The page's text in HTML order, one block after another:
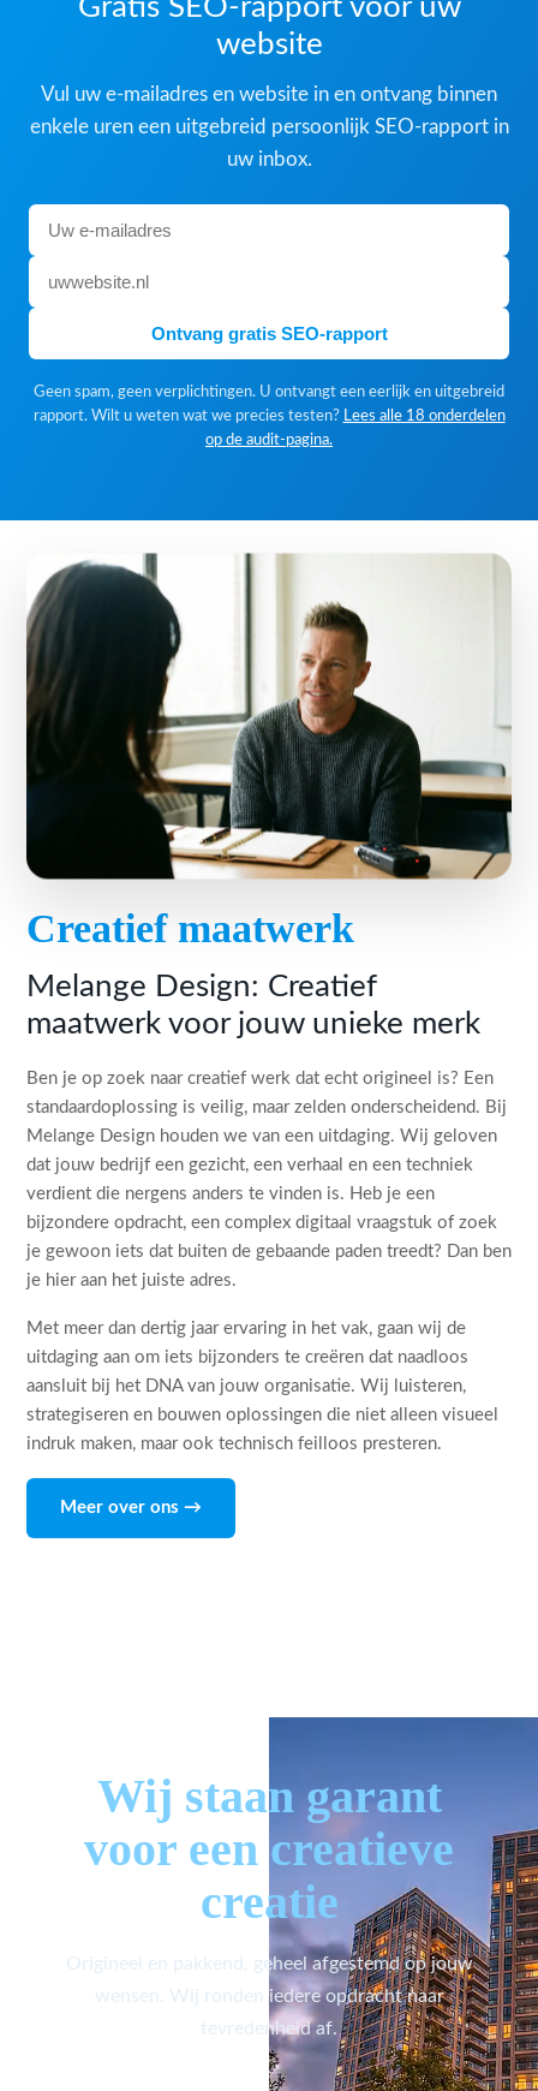
Gratis SEO-rapport voor uw
website
Vul uw e-mailadres en website in en ontvang binnen
enkele uren een uitgebreid persoonlijk SEO-rapport in
uw inbox.
Ontvang gratis SEO-rapport
Geen spam, geen verplichtingen. U ontvangt een eerlijk en uitgebreid
rapport. Wilt u weten wat we precies testen? Lees alle 18 onderdelen
op de audit-pagina.
Creatief maatwerk
Melange Design: Creatief
maatwerk voor jouw unieke merk
Ben je op zoek naar creatief werk dat echt origineel is? Een
standaardoplossing is veilig, maar zelden onderscheidend. Bij
Melange Design houden we van een uitdaging. Wij geloven
dat jouw bedrijf een gezicht, een verhaal en een techniek
verdient die nergens anders te vinden is. Heb je een
bijzondere opdracht, een complex digitaal vraagstuk of zoek
je gewoon iets dat buiten de gebaande paden treedt? Dan ben
je hier aan het juiste adres.
Met meer dan dertig jaar ervaring in het vak, gaan wij de
uitdaging aan om iets bijzonders te creëren dat naadloos
aansluit bij het DNA van jouw organisatie. Wij luisteren,
strategiseren en bouwen oplossingen die niet alleen visueel
indruk maken, maar ook technisch feilloos presteren.
Meer over ons →
Wij staan garant
voor een creatieve
creatie
Origineel en pakkend, geheel afgestemd op jouw
wensen. Wij ronden iedere opdracht naar
tevredenheid af.